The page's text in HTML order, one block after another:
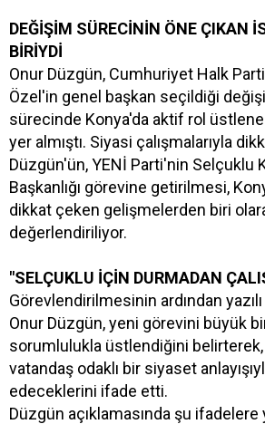
DEĞİŞİM SÜRECİNİN ÖNE ÇIKAN
BİRİYDİ
Onur Düzgün, Cumhuriyet Halk
Özel'in genel başkan seçildiği
sürecinde Konya'da aktif rol
yer almıştı. Siyasi çalışmalarıyla
Düzgün'ün, YENİ Parti'nin Selçuklu
Başkanlığı görevine getirilmesi,
dikkat çeken gelişmelerden biri
değerlendiriliyor.
"SELÇUKLU İÇİN DURMADAN
Görevlendirilmesinin ardından
Onur Düzgün, yeni görevini büyük
sorumlulukla üstlendiğini
vatandaş odaklı bir siyaset
edeceklerini ifade etti.
Düzgün açıklamasında şu